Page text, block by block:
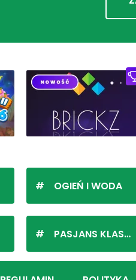
OGIEŃ I WODA
PASJANS KLASYCZNY